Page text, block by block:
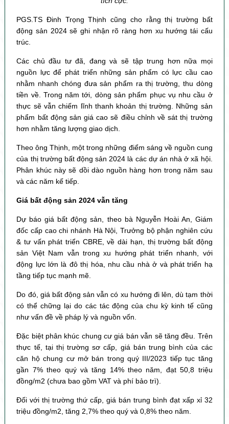
PGS.TS Đinh Trọng Thịnh cũng cho rằng thị trường bất
động sản 2024 sẽ ghi nhận rõ ràng hơn xu hướng tái cấu
trúc.
Các chủ đầu tư đã, đang và sẽ tập trung hơn nữa mọi
nguồn lực để phát triển những sản phẩm có lực cầu cao
nhằm nhanh chóng đưa sản phẩm ra thị trường, thu dòng
tiền về. Trong năm tới, dòng sản phẩm phục vụ nhu cầu ở
thực sẽ vẫn chiếm lĩnh thanh khoản thị trường. Những sản
phẩm bất động sản giá cao sẽ điều chỉnh về sát thị trường
hơn nhằm tăng lượng giao dịch.
Theo ông Thịnh, một trong những điểm sáng về nguồn cung
của thị trường bất động sản 2024 là các dự án nhà ở xã hội.
Phân khúc này sẽ dồi dào nguồn hàng hơn trong năm sau
và các năm kế tiếp.
Giá bất động sản 2024 vẫn tăng
Dự báo giá bất động sản, theo bà Nguyễn Hoài An, Giám
đốc cấp cao chi nhánh Hà Nội, Trưởng bộ phận nghiên cứu
& tư vấn phát triển CBRE, về dài hạn, thị trường bất động
sản Việt Nam vẫn trong xu hướng phát triển nhanh, với
động lực lớn là đô thị hóa, nhu cầu nhà ở và phát triển hạ
tầng tiếp tục mạnh mẽ.
Do đó, giá bất động sản vẫn có xu hướng đi lên, dù tạm thời
có thể chững lại do các tác động của chu kỳ kinh tế cũng
như vấn đề về pháp lý và nguồn vốn.
Đặc biệt phân khúc chung cư giá bán vẫn sẽ tăng đều. Trên
thực tế, tại thị trường sơ cấp, giá bán trung bình của các
căn hộ chung cư mở bán trong quý III/2023 tiếp tục tăng
gần 7% theo quý và tăng 14% theo năm, đạt 50,8 triệu
đồng/m2 (chưa bao gồm VAT và phí bảo trì).
Đối với thị trường thứ cấp, giá bán trung bình đạt xấp xỉ 32
triệu đồng/m2, tăng 2,7% theo quý và 0,8% theo năm.